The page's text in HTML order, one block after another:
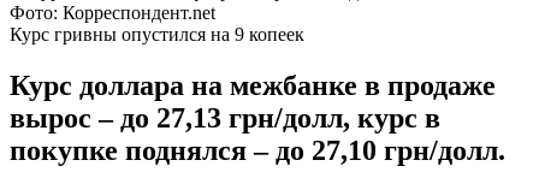
Фото: Корреспондент.net
Курс гривны опустился на 9 копеек
Курс доллара на межбанке в продаже
вырос – до 27,13 грн/долл, курс в
покупке поднялся – до 27,10 грн/долл.